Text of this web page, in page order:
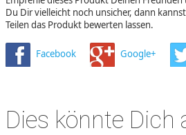
Du Dir vielleicht noch unsicher, dann
Teilen das Produkt bewerten lassen.
Facebook Google+
Dies könnte Dich